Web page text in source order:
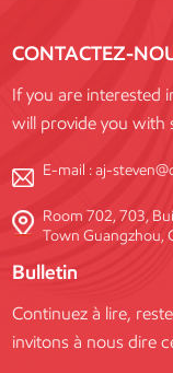
CONTACTEZ-
If you are interested
will provide you with
E-mail :aj-
Room 702, 703,
Town Guangzhou,
Bulletin
Continuez à lire,
invitons à nous dire